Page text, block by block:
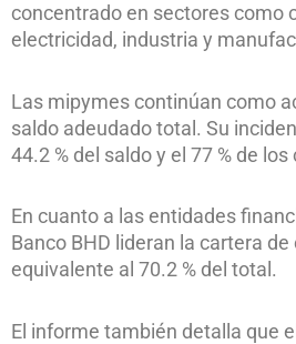
concentrado en sectores como
electricidad, industria y
Las mipymes continúan como
saldo adeudado total. Su
44.2 % del saldo y el 77 % de
En cuanto a las entidades
Banco BHD lideran la cartera
equivalente al 70.2 % del total.
El informe también detalla que